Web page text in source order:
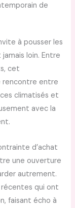
de
à pousser les
loin. Entre
cet
rencontre entre
climatisés et
avec la
d’achat
une ouverture
autrement.
qui ont
faisant écho à